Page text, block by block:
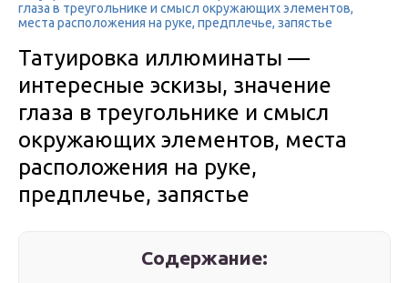
глаза в треугольнике и смысл окружающих элементов,
места расположения на руке, предплечье, запястье
Татуировка иллюминаты —
интересные эскизы, значение
глаза в треугольнике и смысл
окружающих элементов, места
расположения на руке,
предплечье, запястье
Содержание: